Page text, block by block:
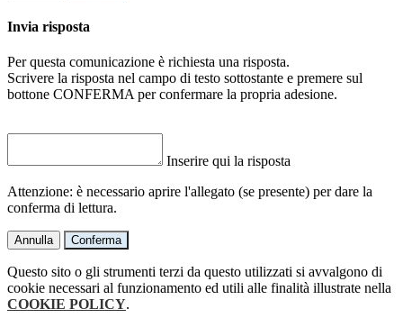
Invia risposta
Per questa comunicazione è richiesta una risposta.
Scrivere la risposta nel campo di testo sottostante e premere sul
bottone CONFERMA per confermare la propria adesione.
Inserire qui la risposta
Attenzione: è necessario aprire l'allegato (se presente) per dare la
conferma di lettura.
Annulla Conferma
Questo sito o gli strumenti terzi da questo utilizzati si avvalgono di
cookie necessari al funzionamento ed utili alle finalità illustrate nella
COOKIE POLICY.